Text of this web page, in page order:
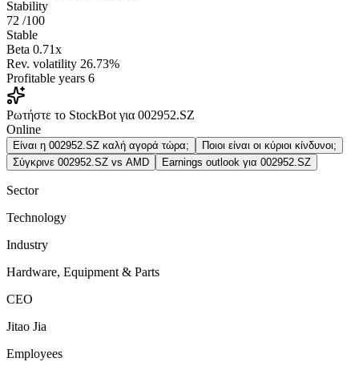
Stability
72 /100
Stable
Beta 0.71x
Rev. volatility 26.73%
Profitable years 6
Ρωτήστε το StockBot για 002952.SZ
Online
Είναι η 002952.SZ καλή αγορά τώρα;
Ποιοι είναι οι κύριοι κίνδυνοι;
Σύγκρινε 002952.SZ vs AMD
Earnings outlook για 002952.SZ
Sector
Technology
Industry
Hardware, Equipment & Parts
CEO
Jitao Jia
Employees